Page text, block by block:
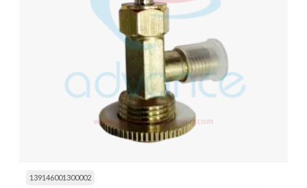
139146001300002